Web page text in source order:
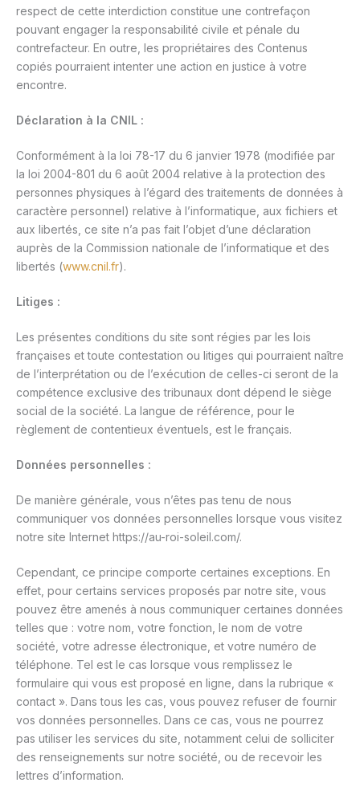
respect de cette interdiction constitue une contrefaçon
pouvant engager la responsabilité civile et pénale du
contrefacteur. En outre, les propriétaires des Contenus
copiés pourraient intenter une action en justice à votre
encontre.
Déclaration à la CNIL :
Conformément à la loi 78-17 du 6 janvier 1978 (modifiée par
la loi 2004-801 du 6 août 2004 relative à la protection des
personnes physiques à l’égard des traitements de données à
caractère personnel) relative à l’informatique, aux fichiers et
aux libertés, ce site n’a pas fait l’objet d’une déclaration
auprès de la Commission nationale de l’informatique et des
libertés (www.cnil.fr).
Litiges :
Les présentes conditions du site sont régies par les lois
françaises et toute contestation ou litiges qui pourraient naître
de l’interprétation ou de l’exécution de celles-ci seront de la
compétence exclusive des tribunaux dont dépend le siège
social de la société. La langue de référence, pour le
règlement de contentieux éventuels, est le français.
Données personnelles :
De manière générale, vous n’êtes pas tenu de nous
communiquer vos données personnelles lorsque vous visitez
notre site Internet https://au-roi-soleil.com/.
Cependant, ce principe comporte certaines exceptions. En
effet, pour certains services proposés par notre site, vous
pouvez être amenés à nous communiquer certaines données
telles que : votre nom, votre fonction, le nom de votre
société, votre adresse électronique, et votre numéro de
téléphone. Tel est le cas lorsque vous remplissez le
formulaire qui vous est proposé en ligne, dans la rubrique «
contact ». Dans tous les cas, vous pouvez refuser de fournir
vos données personnelles. Dans ce cas, vous ne pourrez
pas utiliser les services du site, notamment celui de solliciter
des renseignements sur notre société, ou de recevoir les
lettres d’information.